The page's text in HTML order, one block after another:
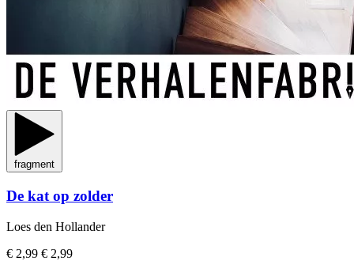
fragment
De kat op zolder
Loes den Hollander
€ 2,99 € 2,99